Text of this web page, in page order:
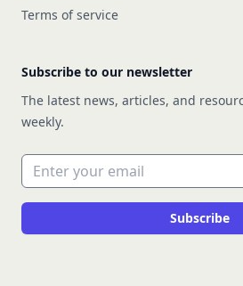
Terms of service
Subscribe to our newsletter
The latest news, articles, and
weekly.
Email address
Subscribe